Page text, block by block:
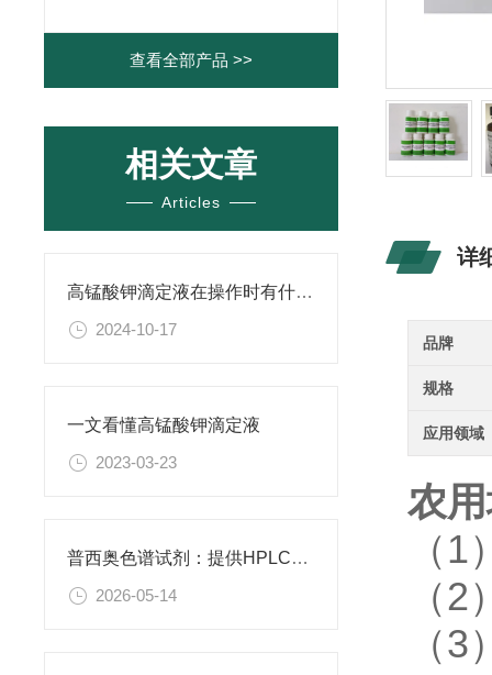
查看全部产品 >>
相关文章
Articles
高锰酸钾滴定液在操作时有什么要领可言呢？
2024-10-17
一文看懂高锰酸钾滴定液
2023-03-23
普西奥色谱试剂：提供HPLC级、LC-MS级等多种规格色谱试剂
2026-05-14
详
品牌
规格
应用领域
农
（
（
（